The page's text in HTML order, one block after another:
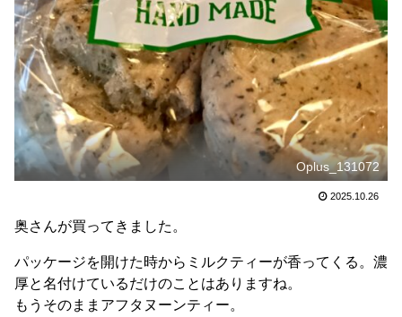
Oplus_131072
2025.10.26
奥さんが買ってきました。
パッケージを開けた時からミルクティーが香ってくる。濃
厚と名付けているだけのことはありますね。
もうそのままアフタヌーンティー。